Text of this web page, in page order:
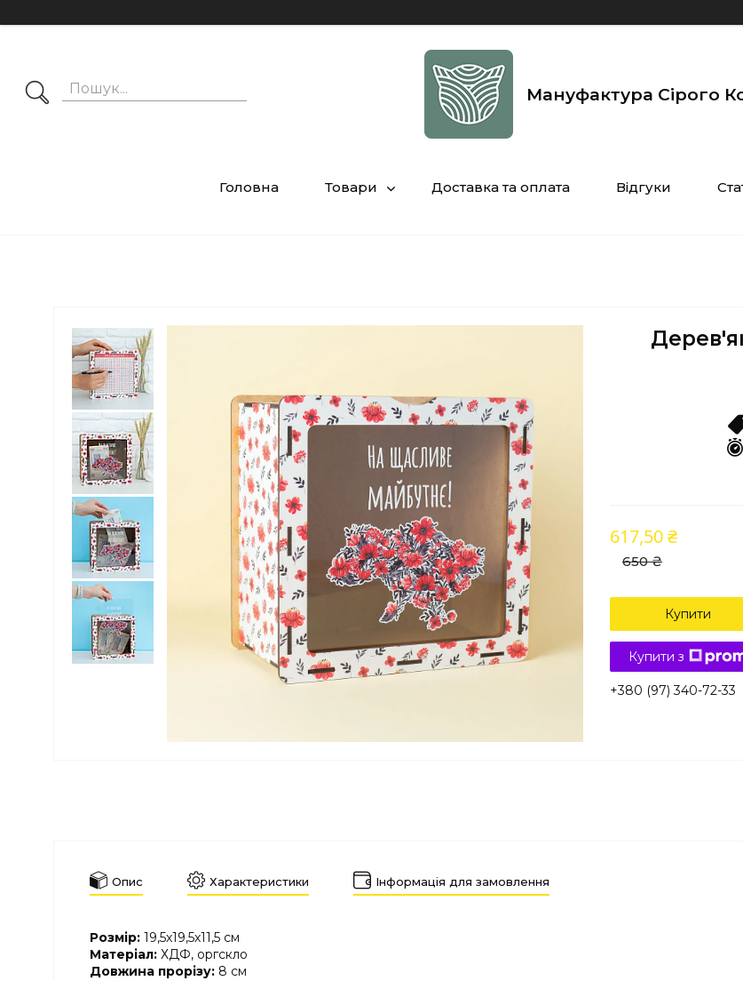
Мануфактура Сірого
Головна Товари Доставка та оплата Відгуки
650 ₴
617,50 ₴
Купити
Купити з
+380 (97) 340-72-33
Опис Характеристики Інформація для замовлення
Розмір: 19,5х19,5х11,5 см
Матеріал: ХДФ, оргскло
Довжина прорізу: 8 см